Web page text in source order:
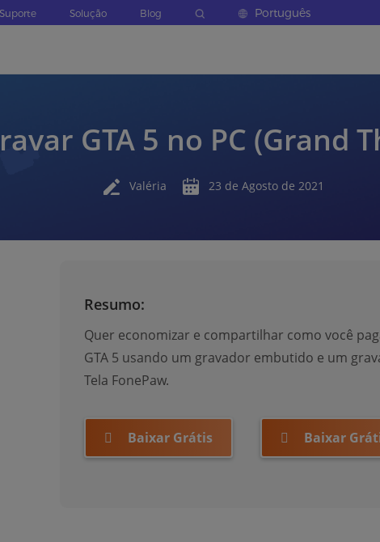
Suporte Solução Blog Português
GTA 5 no PC (Grand
Valéria 23 de Agosto de 2021
Resumo:
Quer economizar e compartilhar como você
GTA 5 usando um gravador embutido e um
Tela FonePaw.
Baixar Grátis Baixar